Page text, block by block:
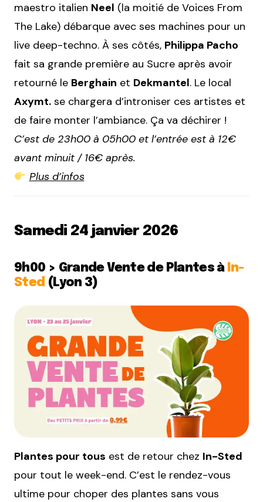
maestro italien Neel (la moitié de Voices From
The Lake) débarque avec ses machines pour un
live deep-techno. À ses côtés, Philippa Pacho
fait sa grande première au Sucre après avoir
retourné le Berghain et Dekmantel. Le local
Axymt. se chargera d’introniser ces artistes et
de faire monter l’ambiance. Ça va déchirer !
C’est de 23h00 à 05h00 et l’entrée est à 12€
avant minuit / 16€ après.
Plus d’infos
Samedi 24 janvier 2026
9h00 > Grande Vente de Plantes àIn-
Sted (Lyon 3)
Plantes pour tous est de retour chez In-Sted
pour tout le week-end. C’est le rendez-vous
ultime pour choper des plantes sans vous